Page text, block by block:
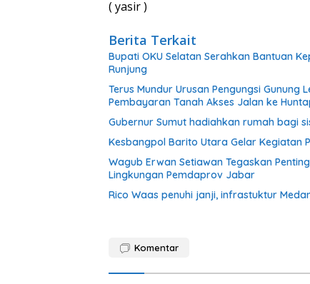
( yasir )
Berita Terkait
Bupati OKU Selatan Serahkan Bantuan
Runjung
Terus Mundur Urusan Pengungsi
Pembayaran Tanah Akses Jalan ke
Gubernur Sumut hadiahkan rumah bagi
Kesbangpol Barito Utara Gelar Kegiatan
Wagub Erwan Setiawan Tegaskan
Lingkungan Pemdaprov Jabar
Rico Waas penuhi janji, infrastuktur
Komentar